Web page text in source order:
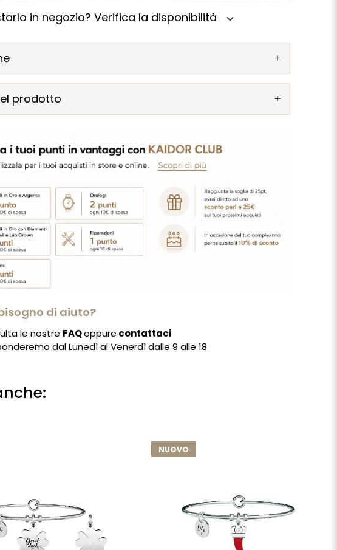
in negozio? Verifica la disponibilità expand_more
prodotto
di aiuto?
le nostre FAQoppure contattaci
dal Lunedì al Venerdì dalle 9 alle 18
NUOVO